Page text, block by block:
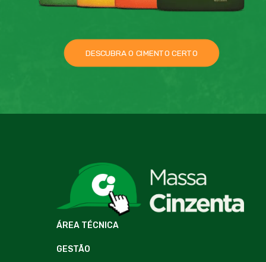
DESCUBRA O CIMENTO CERTO
ÁREA TÉCNICA
GESTÃO